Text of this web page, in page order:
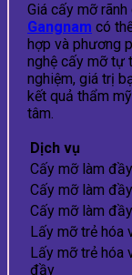
Giá cấy mỡ
Gangnam có
hợp và phương
nghệ cấy mỡ tự
nghiệm, giá trị
kết quả thẩm
tâm.
Dịch vụ
Cấy mỡ làm
Cấy mỡ làm
Cấy mỡ làm
Lấy mỡ trẻ hóa
Lấy mỡ trẻ hóa
đầy